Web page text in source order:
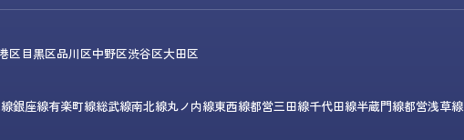
区目黒区品川区中野区渋谷区大田区
銀座線有楽町線総武線南北線丸ノ内線東西線都営三田線千代田線半蔵門線都営浅草線